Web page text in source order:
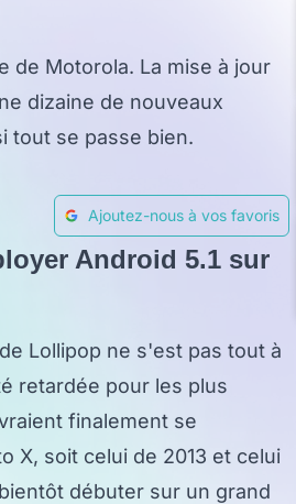
de Motorola. La mise à jour
dizaine de nouveaux
tout se passe bien.
Ajoutez-nous à vos favoris
Android 5.1 sur
Lollipop ne s'est pas tout à
retardée pour les plus
finalement se
X, soit celui de 2013 et celui
débuter sur un grand